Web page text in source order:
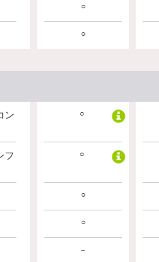
○
○
ン
フ
○
○
○
○
－